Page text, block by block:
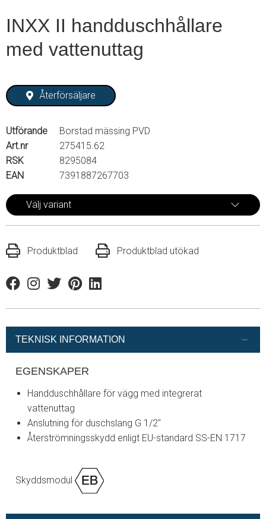
INXX II handduschhållare
med vattenuttag
Återförsäljare
Utförande
Borstad mässing PVD
Art.nr
275415.62
RSK
8295084
EAN
7391887267703
Välj variant
Produktblad Produktblad utökad
FacebookInstagram
TwitterPinterestLinkedin
TEKNISK INFORMATION
EGENSKAPER
Handduschhållare för vägg med integrerat
vattenuttag
Anslutning för duschslang G 1/2"
Återströmningsskydd enligt EU-standard SS-EN 1717
Skyddsmodul